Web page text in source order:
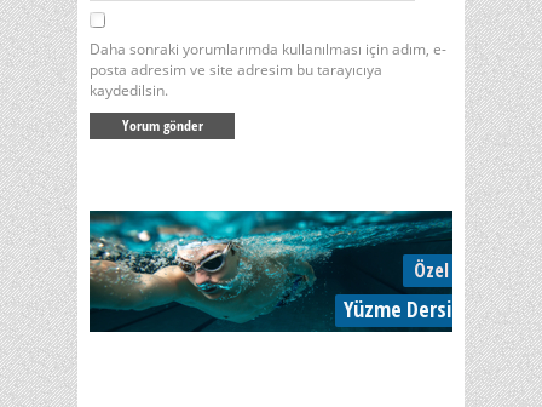
Daha sonraki yorumlarımda kullanılması için adım, e-
posta adresim ve site adresim bu tarayıcıya
kaydedilsin.